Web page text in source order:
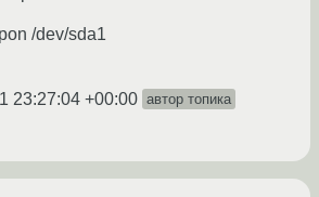
/dev/sda1
23:27:04 +00:00 автор топика